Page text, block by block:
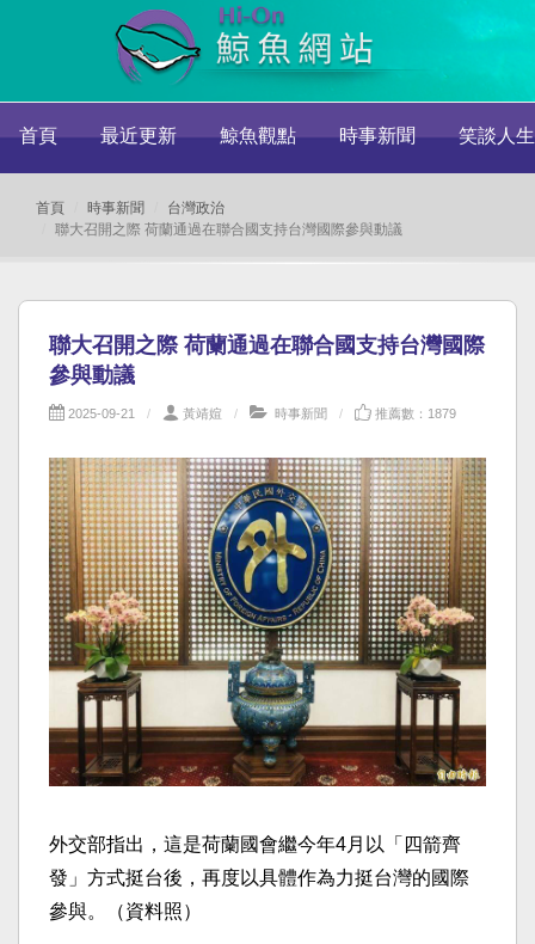
首頁 最近更新 鯨魚觀點 時事新聞 笑談人生
首頁 時事新聞
台灣政治
聯大召開之際 荷蘭通過在聯合國支持台灣國際參與動議
聯大召開之際 荷蘭通過在聯合國支持台灣國際
參與動議
2025-09-21 黃靖媗 時事新聞 推薦數：1879
外交部指出，這是荷蘭國會繼今年4月以「四箭齊
發」方式挺台後，再度以具體作為力挺台灣的國際
參與。（資料照）